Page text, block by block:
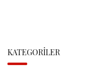
KATEGORILER